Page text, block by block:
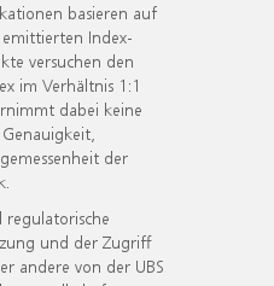
basieren auf
Index-
versuchen den
im Verhältnis 1:1
dabei keine
der
und der Zugriff
andere von der UBS